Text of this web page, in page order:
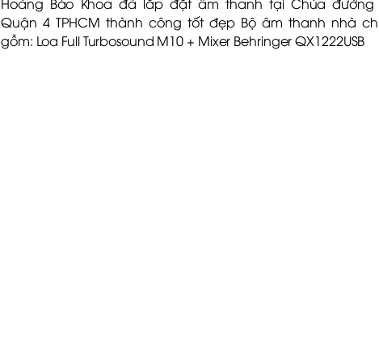
Quận 4 TPHCM thành công tốt đẹp Bộ âm thanh nhà
gồm: Loa Full Turbosound M10 + Mixer Behringer QX1222USB